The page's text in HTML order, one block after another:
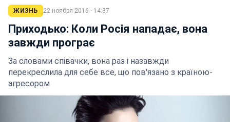
ЖИЗНЬ 22 ноября 2016 · 14:37
Приходько: Коли Росія нападає, вона
завжди програє
За словами співачки, вона раз і назавжди
перекреслила для себе все, що пов'язано з країною-
агресором